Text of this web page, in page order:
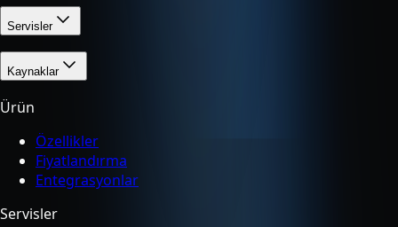
Servisler
Kaynaklar
Ürün
Özellikler
Fiyatlandırma
Entegrasyonlar
Servisler